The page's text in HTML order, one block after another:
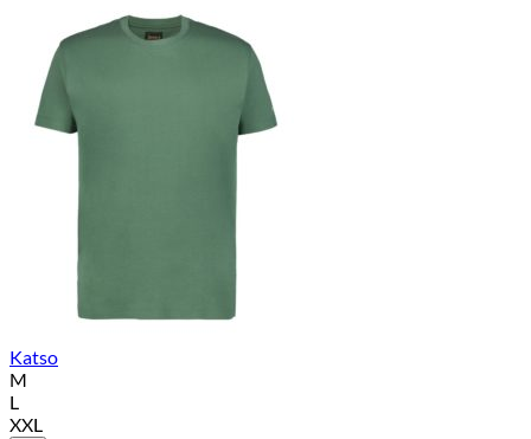
oli:
on:
51,96 €.
Katso
M
L
XXL